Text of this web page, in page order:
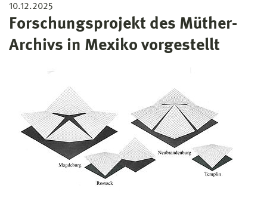
10.12.2025
Forschungsprojekt des Müther-
Archivs in Mexiko vorgestellt